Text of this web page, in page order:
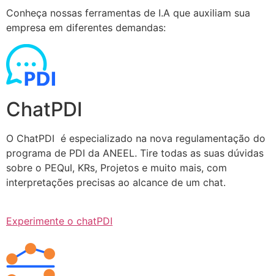
Conheça nossas ferramentas de I.A que auxiliam sua
empresa em diferentes demandas:
ChatPDI
O ChatPDI é especializado na nova regulamentação do
programa de PDI da ANEEL. Tire todas as suas dúvidas
sobre o PEQuI, KRs, Projetos e muito mais, com
interpretações precisas ao alcance de um chat.
Experimente o chatPDI